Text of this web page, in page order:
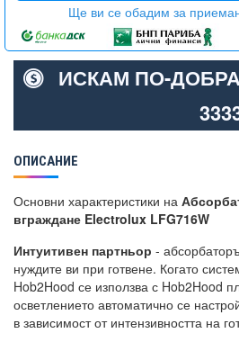
Ще ви се обадим за
ИСКАМ ПО-ДОБРА
ОПИСАНИЕ
Основни характеристики на
вграждане Electrolux LFG716W
Интуитивен партньор -
нуждите ви при готвене. Когато
Hob2Hood се използва с Hob2Hood
осветлението автоматично се
в зависимост от интензивността на